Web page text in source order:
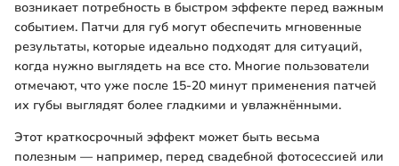
возникает потребность в быстром эффекте перед важным
событием. Патчи для губ могут обеспечить мгновенные
результаты, которые идеально подходят для ситуаций,
когда нужно выглядеть на все сто. Многие пользователи
отмечают, что уже после 15-20 минут применения патчей
их губы выглядят более гладкими и увлажнёнными.
Этот краткосрочный эффект может быть весьма
полезным — например, перед свадебной фотосессией или